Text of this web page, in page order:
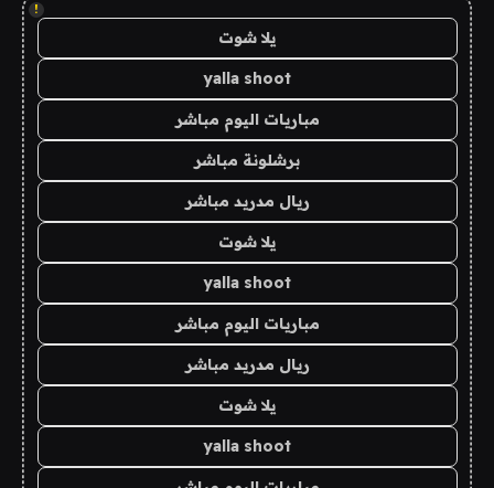
!
يلا شوت
yalla shoot
مباريات اليوم مباشر
برشلونة مباشر
ريال مدريد مباشر
يلا شوت
yalla shoot
مباريات اليوم مباشر
ريال مدريد مباشر
يلا شوت
yalla shoot